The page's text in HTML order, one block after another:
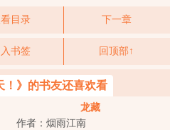
目录 下一章
书签 回顶部↑
！》的书友还喜欢看
龙藏
作者：烟雨江南